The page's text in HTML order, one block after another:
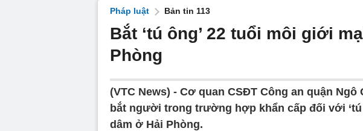
Pháp luật Bản tin 113
Bắt ‘tú ông’ 22 tuổi môi giới
Phòng
(VTC News) - Cơ quan CSĐT Công an quận Ngô
bắt người trong trường hợp khẩn cấp đối với
dâm ở Hải Phòng.